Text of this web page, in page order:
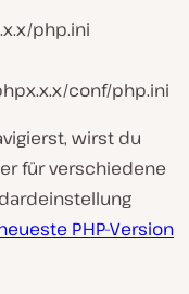
php.ini
conf/php.ini
wirst du
für verschiedene
PHP-Version